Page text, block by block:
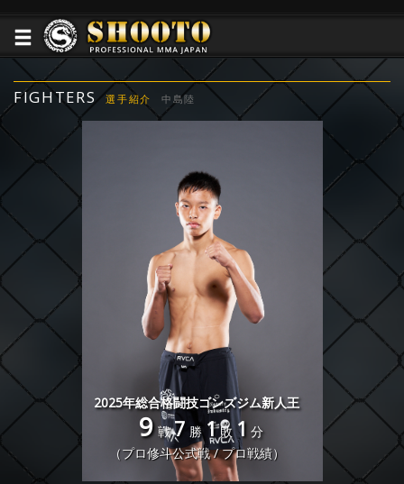
FIGHTERS 選手紹介 中島陸
2025年総合格闘技ゴンズジム新人王
9 戦 7 勝 1 敗 1 分
（プロ修斗公式戦 / プロ戦績）